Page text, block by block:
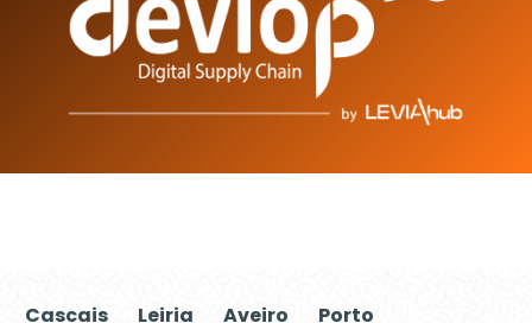
Cascais Leiria Aveiro Porto